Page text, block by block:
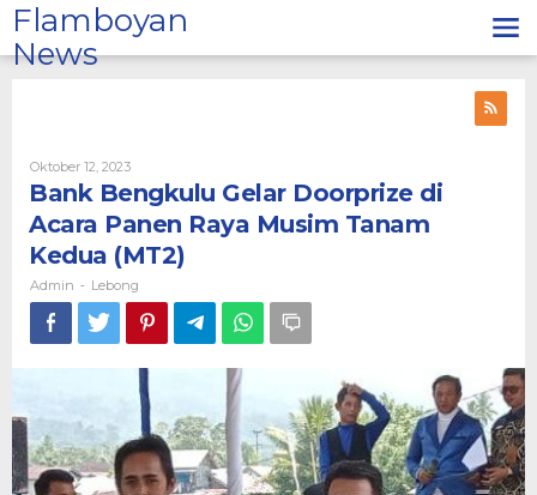
Lewati
ke
konten
Flamboyan
News
Oktober 12, 2023Oleh
Admin
Bank Bengkulu Gelar Doorprize di
Acara Panen Raya Musim Tanam
Kedua (MT2)
Admin - Lebong